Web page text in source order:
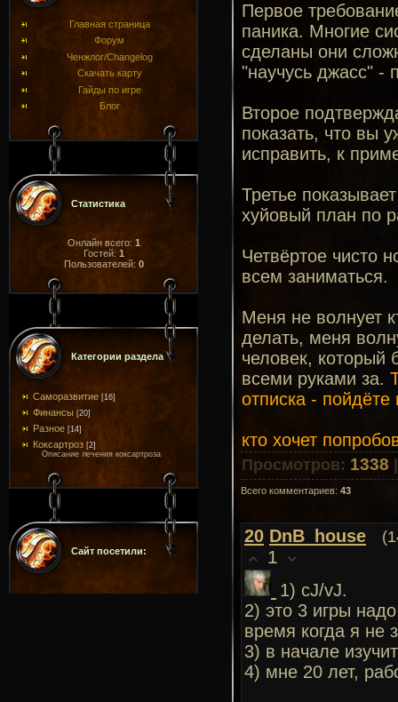
Главная страница
Форум
Ченжлог/Changelog
Скачать карту
Гайды по игре
Блог
Статистика
Онлайн всего: 1
Гостей: 1
Пользователей: 0
Категории раздела
Саморазвитие [16]
Финансы [20]
Разное [14]
Коксартроз [2]
Описание лечения коксартроза
Сайт посетили:
Первое
паника. Многие
сделаны они
"научусь джасс" -
Второе
показать, что вы
исправить, к
Третье
хуйовый план по
Четвёртое чисто
всем заниматься.
Меня не волнует
делать, меня
человек, который
всеми руками за.
отписка - пойдёте
кто хочет
Просмотров: 1338
Всего комментариев: 43
20 DnB_house
1
1) сJ/vJ.
2) это 3 игры
время когда я не
3) в начале
4) мне 20 лет,